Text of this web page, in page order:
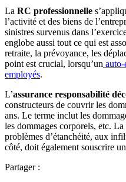
La RC professionnelle
l’activité et des biens de
sinistres survenus dans
englobe aussi tout ce qui est
retraite, la prévoyance, les
point est crucial, lorsqu’un auto-
employés.
L’assurance responsabilité
constructeurs de couvrir les
ans. Le terme inclut les
les dommages corporels, etc.
problèmes d’étanchéité, aux
côté, doit également souscrire
Partager :